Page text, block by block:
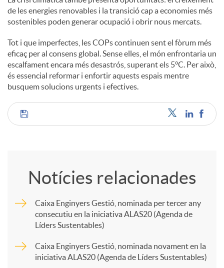
de les energies renovables i la transició cap a economies més
sostenibles poden generar ocupació i obrir nous mercats.
Tot i que imperfectes, les COPs continuen sent el fòrum més
eficaç per al consens global. Sense elles, el món enfrontaria un
escalfament encara més desastrós, superant els 5°C. Per això,
és essencial reformar i enfortir aquests espais mentre
busquem solucions urgents i efectives.
C
m
Notícies relacionades
Caixa Enginyers Gestió, nominada per tercer any
consecutiu en la iniciativa ALAS20 (Agenda de
Líders Sustentables)
Caixa Enginyers Gestió, nominada novament en la
iniciativa ALAS20 (Agenda de Líders Sustentables)